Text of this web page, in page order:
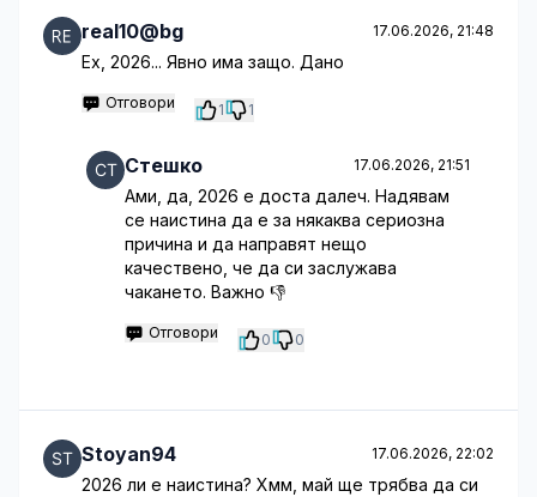
real10@bg 17.06.2026, 21:48
Ех, 2026... Явно има защо. Дано
Отговори 1 1
Стешко 17.06.2026, 21:51
Ами, да, 2026 е доста далеч. Надявам
се наистина да е за някаква сериозна
причина и да направят нещо
качествено, че да си заслужава
чакането. Важно 👎
Отговори 0 0
Stoyan94 17.06.2026, 22:02
2026 ли е наистина? Хмм, май ще трябва да си